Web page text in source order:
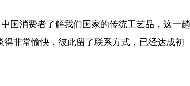
消费者了解我们国家的传统工艺品，这一趟
非常愉快，彼此留了联系方式，已经达成初